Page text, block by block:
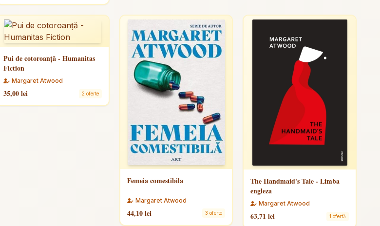
Pui de cotoroanță - Humanitas
Fiction
Margaret Atwood
35,00 lei 2 oferte
Femeia comestibila
Margaret Atwood
44,10 lei 3 oferte
The Handmaid's Tale - Limba
engleza
Margaret Atwood
63,71 lei 1 ofertă